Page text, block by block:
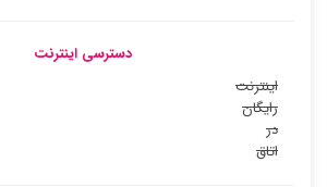
دسترسی اینترنت
اینترنت
رایگان
در
اتاق